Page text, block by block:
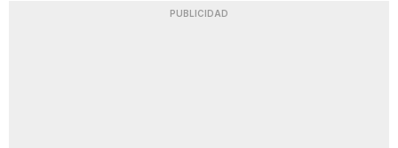
PUBLICIDAD